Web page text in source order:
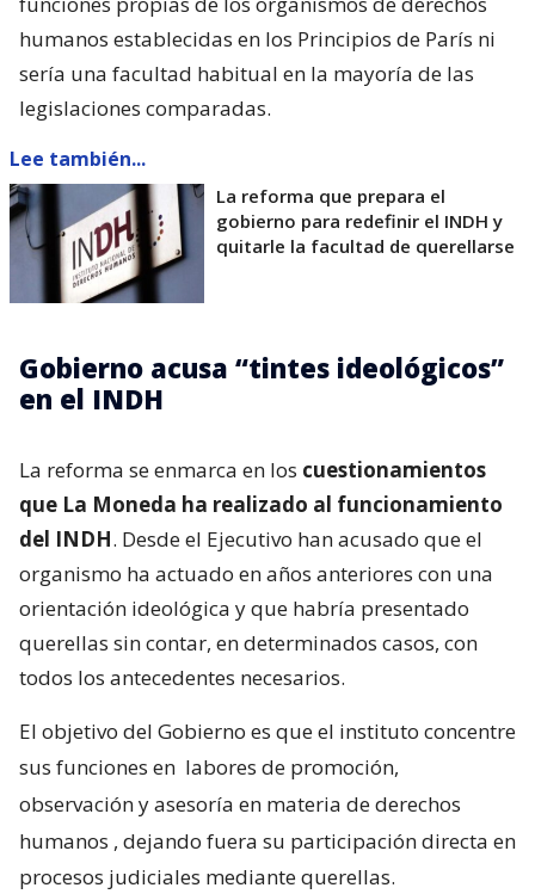
humanos establecidas en los Principios de París ni
sería una facultad habitual en la mayoría de las
legislaciones comparadas.
Lee también...
La reforma que prepara el
gobierno para redefinir el INDH y
quitarle la facultad de querellarse
Gobierno acusa “tintes ideológicos”
en el INDH
La reforma se enmarca en los cuestionamientos
que La Moneda ha realizado al funcionamiento
del INDH. Desde el Ejecutivo han acusado que el
organismo ha actuado en años anteriores con una
orientación ideológica y que habría presentado
querellas sin contar, en determinados casos, con
todos los antecedentes necesarios.
El objetivo del Gobierno es que el instituto concentre
sus funciones en labores de promoción,
observación y asesoría en materia de derechos
humanos , dejando fuera su participación directa en
procesos judiciales mediante querellas.